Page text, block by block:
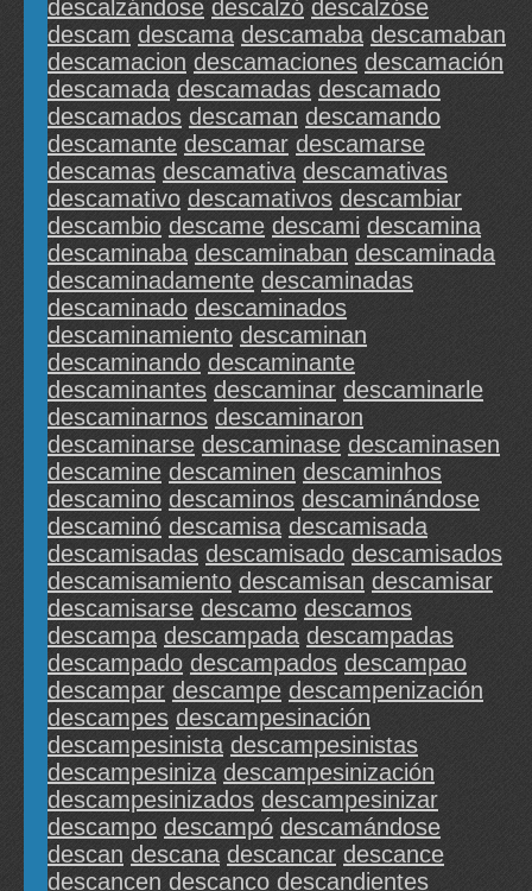
descalzándose descalzó descalzóse
descam descama descamaba descamaban
descamacion descamaciones descamación
descamada descamadas descamado
descamados descaman descamando
descamante descamar descamarse
descamas descamativa descamativas
descamativo descamativos descambiar
descambio descame descami descamina
descaminaba descaminaban descaminada
descaminadamente descaminadas
descaminado descaminados
descaminamiento descaminan
descaminando descaminante
descaminantes descaminar descaminarle
descaminarnos descaminaron
descaminarse descaminase descaminasen
descamine descaminen descaminhos
descamino descaminos descaminándose
descaminó descamisa descamisada
descamisadas descamisado descamisados
descamisamiento descamisan descamisar
descamisarse descamo descamos
descampa descampada descampadas
descampado descampados descampao
descampar descampe descampenización
descampes descampesinación
descampesinista descampesinistas
descampesiniza descampesinización
descampesinizados descampesinizar
descampo descampó descamándose
descan descana descancar descance
descancen descanco descandientes